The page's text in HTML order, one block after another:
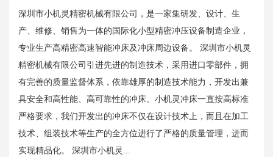
深圳市小机灵精密机械有限公司，是一家集研发、设计、生
产、维修、销售为一体的国际化小型精密冲压设备制造企业，
专业生产高精密高速智能冲床及冲床周边设备。 深圳市小机灵
精密机械有限公司引进先进的制造技术，采用进口零部件，拥
有完善的质量监督体系，依靠雄厚的制造技术能力，开发出兼
具安全和高性能、高可靠性的冲床。小机灵冲床一直按高标准
严格要求，我们开发出的冲床不仅在设计技术上，而且在加工
技术、组装技术等生产的全方位进行了严格的质量管理，进而
实现精品化。 深圳市小机灵...